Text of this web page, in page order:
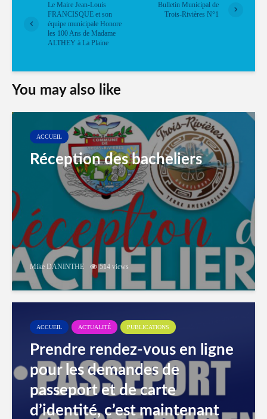
Le Maire Jean-Louis
FRANCISQUE et son
équipe municipale Honore
les 100 Ans de Madame
ALTHEY à La Plaine
Bulletin Municipal de
Trois-Rivières N°1
You may also like
ACCUEIL
Réception des bacheliers
Mike DANINTHE 514 views
ACCUEIL ACTUALITÉ PUBLICATIONS
Prendre rendez-vous en ligne
pour les demandes de
passeport et de carte
d’identité, c’est maintenant